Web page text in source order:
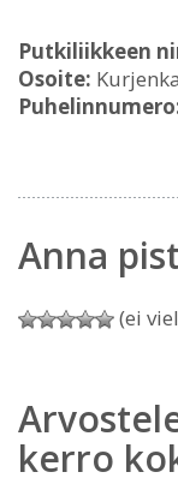
Putkiliikkeen
Osoite:
Anna
(ei
kerro